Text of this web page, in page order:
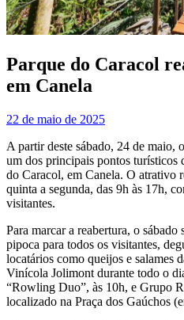
Parque do Caracol
em Canela
22 de maio de 2025
A partir deste sábado, 24 de maio,
um dos principais pontos
do Caracol, em Canela. O atrativo
quinta a segunda, das 9h às 17h,
visitantes.
Para marcar a reabertura, o
pipoca para todos os visitantes,
locatários como queijos e salames
Vinícola Jolimont durante todo o
“Rowling Duo”, às 10h, e Grupo
localizado na Praça dos Gaúchos